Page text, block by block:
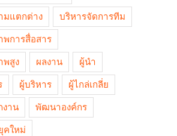
มแตกต่าง บริหารจัดการทีม
พการสื่อสาร
พสูง ผลงาน ผู้นำ
ผู้บริหาร ผู้ไกล่เกลี่ย
าน พัฒนาองค์กร
คใหม่